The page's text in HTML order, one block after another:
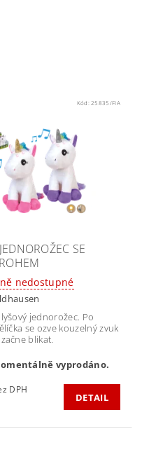
Kód:25835/FIA
SE
nedostupné
jednorožec. Po
se ozve kouzelný zvuk
blikat.
vyprodáno.
Kč bez DPH
DETAIL